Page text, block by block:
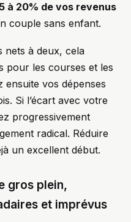
à 20% de vos revenus
couple sans enfant.
nets à deux, cela
pour les courses et les
ensuite vos dépenses
Si l’écart avec votre
progressivement
radical. Réduire
un excellent début.
gros plein,
et imprévus